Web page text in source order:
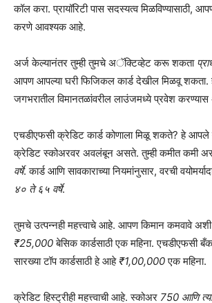
कॉल करा. प्रायॉरिटी पास सदस्यत्व मिळविण्यासाठी,
करणे आवश्यक आहे.
अर्ज केल्यानंतर तुम्ही तुमचे अॅक्टिव्हेट करू शकता
आपण आपल्या घरी फिजिकल कार्ड देखील मिळवू शकता.
जगभरातील विमानतळांवरील लाउंजमध्ये प्रवेश
एचडीएफसी क्रेडिट कार्ड कोणाला मिळू शकते? हे
क्रेडिट स्कोअरवर अवलंबून असते. तुम्ही कमीत कमी
वर्षे. कार्ड आणि सावकाराच्या नियमांनुसार, वरची
४० ते ६५ वर्षे.
तुमचे उत्पन्नही महत्त्वाचे आहे. आपण किमान कमवावे
₹25,000बेसिक कार्डसाठी एक महिना. एचडीएफसी बँक
सारख्या टॉप कार्डसाठी हे आहे₹1,00,000एक महिना.
क्रेडिट हिस्ट्रीही महत्त्वाची आहे. स्कोअर 750 आणि